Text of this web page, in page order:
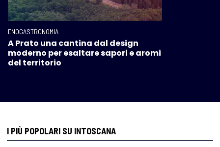
ENOGASTRONOMIA
A Prato una cantina dal design
moderno per esaltare sapori e aromi
del territorio
I PIÙ POPOLARI SU INTOSCANA